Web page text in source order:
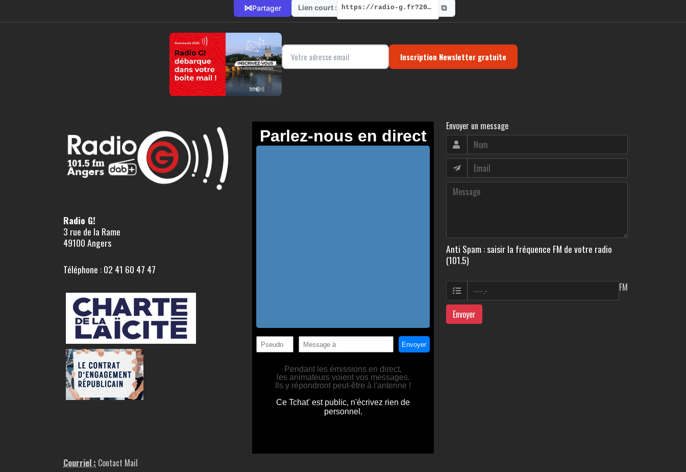
⋈Partager Lien court : https://radio-g.fr?2094 ⧉
Inscription Newsletter gratuite
Radio G!
3 rue de la Rame
49100 Angers
Téléphone : 02 41 60 47 47
Courriel : Contact Mail
Envoyer un message
Anti Spam : saisir la fréquence FM de votre radio
(101.5)
FM
Envoyer